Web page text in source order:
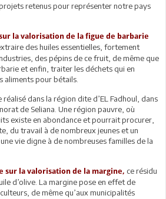
retenus pour représenter notre pays
la valorisation de la figue de barbarie
des huiles essentielles, fortement
des pépins de ce fruit, de même que
et enfin, traiter les déchets qui en
aliments pour bétails.
dans la région dite d’EL Fadhoul, dans
de Seliana. Une région pauvre, où
existe en abondance et pourrait procurer,
du travail à de nombreux jeunes et un
vie digne à de nombreuses familles de la
sur la valorisation de la margine, ce résidu
d’olive. La margine pose en effet de
de même qu’aux municipalités